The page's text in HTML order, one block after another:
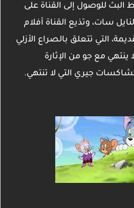
للوصول إلى القناة على
سات، وتذيع القناة أفلام
التي تتعلق بالصراع الأزلي
ينتهي مع جو من الإثارة
جيري التي لا تنتهي.